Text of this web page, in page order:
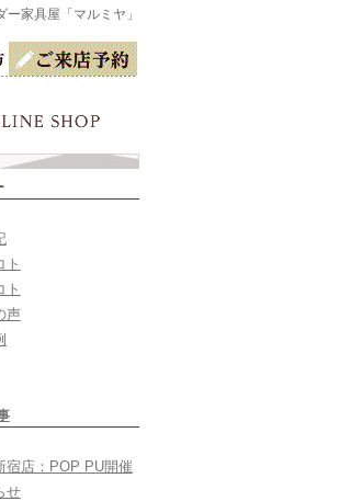
家具屋「マルミヤ」
ト
ト
声
宿店：POP PU開催
せ